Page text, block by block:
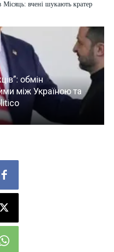
Місяць: вчені шукають кратер
сприяти раку кишечника
знайшли новий